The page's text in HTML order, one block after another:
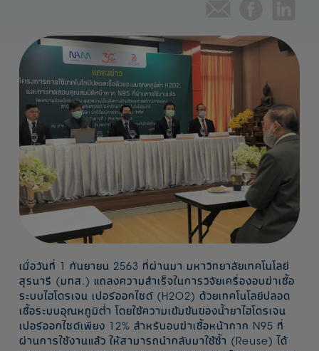
เมื่อวันที่ 1 กันยายน 2563 ที่ผ่านมา มหาวิทยาลัยเทคโนโลยี
สุรนารี (มทส.) แถลงความสำเร็จในการวิจัยเครื่องอบฆ่าเชื้อ
ระบบไฮโดรเจน เปอร์ออกไซด์ (H2O2) ด้วยเทคโนโลยีปลอด
เชื้อระบบอุณหภูมิต่ำ โดยใช้ความเข้มข้นของน้ำยาไฮโดรเจน
เปอร์ออกไซด์เพียง 12% สำหรับอบฆ่าเชื้อหน้ากาก N95 ที่
ผ่านการใช้งานแล้ว ให้สามารถนำกลับมาใช้ซ้ำ (Reuse) ได้